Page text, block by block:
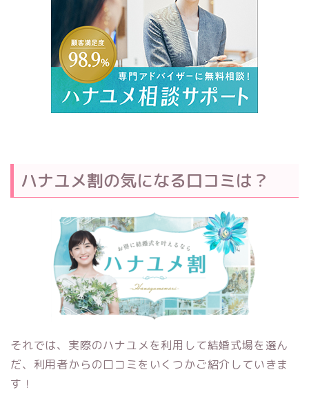
ハナユメ割の気になる口コミは？
それでは、実際のハナユメを利用して結婚式場を選ん
だ、利用者からの口コミをいくつかご紹介していきま
す！